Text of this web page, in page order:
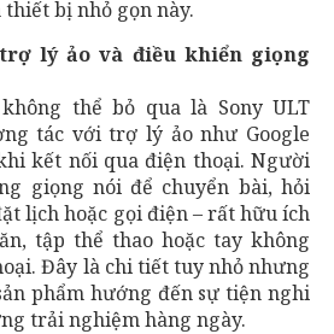
bị nhỏ gọn này.
lý ảo và điều khiển giọng
thể bỏ qua là Sony ULT
tác với trợ lý ảo như Google
kết nối qua điện thoại. Người
giọng nói để chuyển bài, hỏi
lịch hoặc gọi điện – rất hữu ích
tập thể thao hoặc tay không
Đây là chi tiết tuy nhỏ nhưng
phẩm hướng đến sự tiện nghi
trải nghiệm hàng ngày.